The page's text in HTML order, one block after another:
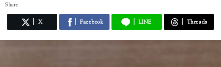
Share
X Facebook LINE Threads